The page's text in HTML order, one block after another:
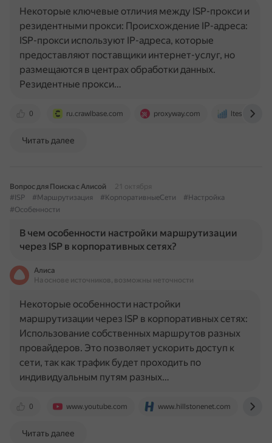
0 ru.crawlbase.com proxyway.com ltesocks.io
Некоторые ключевые отличия между ISP-прокси и
резидентными прокси: Происхождение IP-адреса:
ISP-прокси используют IP-адреса, которые
предоставляют поставщики интернет-услуг, но
размещаются в центрах обработки данных.
Резидентные прокси…
Читать далее
Вопрос для Поиска с Алисой
21 октября
#ISP
#Маршрутизация #КорпоративныеСети
#Настройка
#Особенности
В чем особенности настройки маршрутизации
через ISP в корпоративных сетях?
Алиса
На основе источников, возможны неточности
0 www.youtube.com www.hillstonenet.com
Некоторые особенности настройки
маршрутизации через ISP в корпоративных сетях:
Использование собственных маршрутов разных
провайдеров. Это позволяет ускорить доступ к
сети, так как трафик будет проходить по
индивидуальным путям разных…
Читать далее